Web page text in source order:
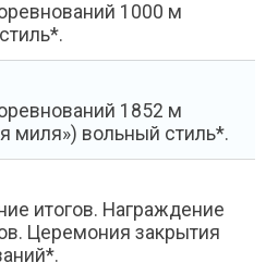
1000 м
1852 м
миля») вольный стиль*.
итогов. Награждение
Церемония закрытия